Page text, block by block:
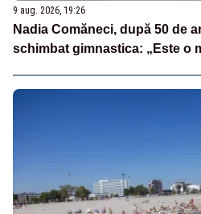
9 aug. 2026, 19:26
Nadia Comăneci, după 50 de
schimbat gimnastica: „Este o